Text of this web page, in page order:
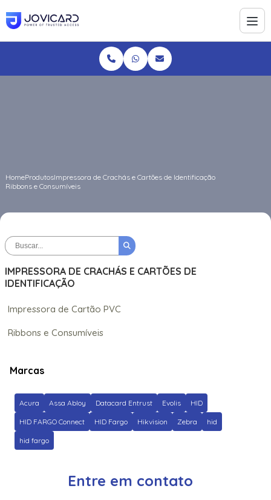
HomeProdutosImpressora de Crachás e Cartões de Identificação
Ribbons e Consumíveis
IMPRESSORA DE CRACHÁS E CARTÕES DE
IDENTIFICAÇÃO
Impressora de Cartão PVC
Ribbons e Consumíveis
Marcas
Acura Assa Abloy Datacard Entrust Evolis HID
HID FARGO Connect HID Fargo Hikvision Zebra hid
hid fargo
Entre em contato